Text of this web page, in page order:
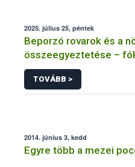
2025. július 25, péntek
Beporzó rovarok és a
összeegyeztetése –
TOVÁBB >
2014. június 3, kedd
Egyre több a mezei